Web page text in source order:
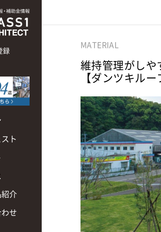
録
ト
介
せ
MATERIAL
維持管理がしや
【ダンツキル